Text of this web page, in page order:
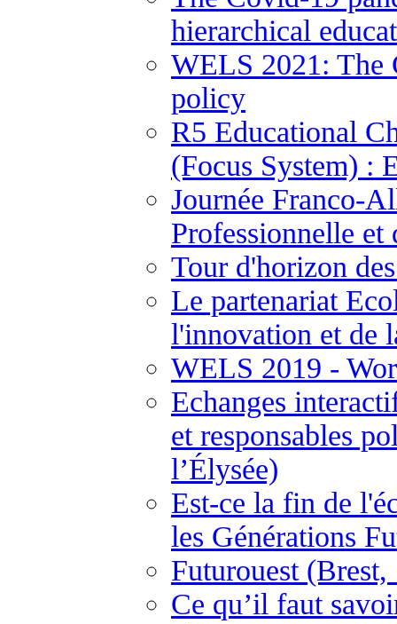
hierarchical
WELS 2021: The
policy
R5 Educational
(Focus System) :
Journée Franco-
Professionnelle
Tour d'horizon
Le partenariat
l'innovation et de
WELS 2019 -
Echanges
et responsables
l’Élysée)
Est-ce la fin de
les Générations
Futurouest
Ce qu’il faut